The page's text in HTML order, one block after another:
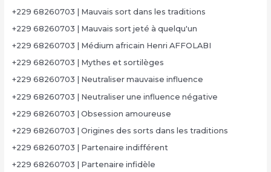
+229 68260703 | Mauvais sort dans les traditions
+229 68260703 | Mauvais sort jeté à quelqu'un
+229 68260703 | Médium africain Henri AFFOLABI
+229 68260703 | Mythes et sortilèges
+229 68260703 | Neutraliser mauvaise influence
+229 68260703 | Neutraliser une influence négative
+229 68260703 | Obsession amoureuse
+229 68260703 | Origines des sorts dans les traditions
+229 68260703 | Partenaire indifférent
+229 68260703 | Partenaire infidèle